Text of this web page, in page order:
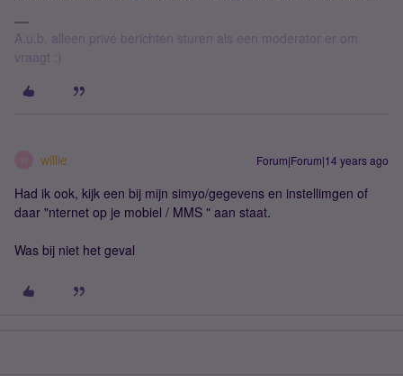
A.u.b. alleen privé berichten sturen als een moderator er om
vraagt :)
willie Forum|Forum|14 years ago
Had ik ook, kijk een bij mijn simyo/gegevens en instellimgen of
daar "nternet op je mobiel / MMS " aan staat.
Was bij niet het geval